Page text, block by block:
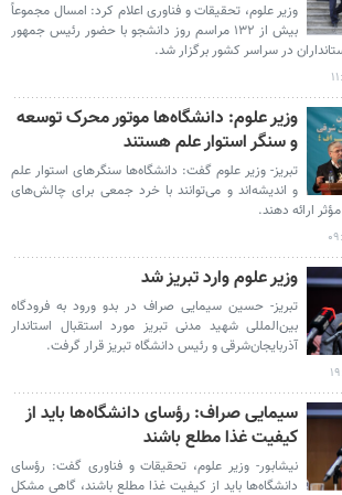
وزیر علوم، تحقیقات و فناوری اعلام کرد: امسال مجموعاً
بیش از ۱۳۲ مراسم روز دانشجو با حضور رئیس جمهور
در سراسر کشور برگزار شد.
وزیر علوم: دانشگاه‌ها موتور محرک توسعه
و سنگر استوار علم‌ هستند
تبریز- وزیر علوم گفت: دانشگاه‌ها سنگرهای استوار علم
و اندیشه‌اند و می‌توانند با خرد جمعی برای چالش‌های
ارائه دهند.
وزیر علوم وارد تبریز شد
تبریز- حسین سیمایی صراف در بدو ورود به فرودگاه
بین‌المللی شهید مدنی تبریز مورد استقبال استاندار
آذربایجان‌شرقی و رئیس دانشگاه تبریز قرار گرفت.
سیمایی صراف: رؤسای دانشگاه‌ها باید از
کیفیت غذا مطلع باشند
نیشابور- وزیر علوم، تحقیقات و فناوری گفت: رؤسای
دانشگاه‌ها باید از کیفیت غذا مطلع باشند، گاهی مشکل